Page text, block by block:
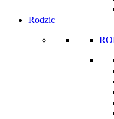
Rodzic